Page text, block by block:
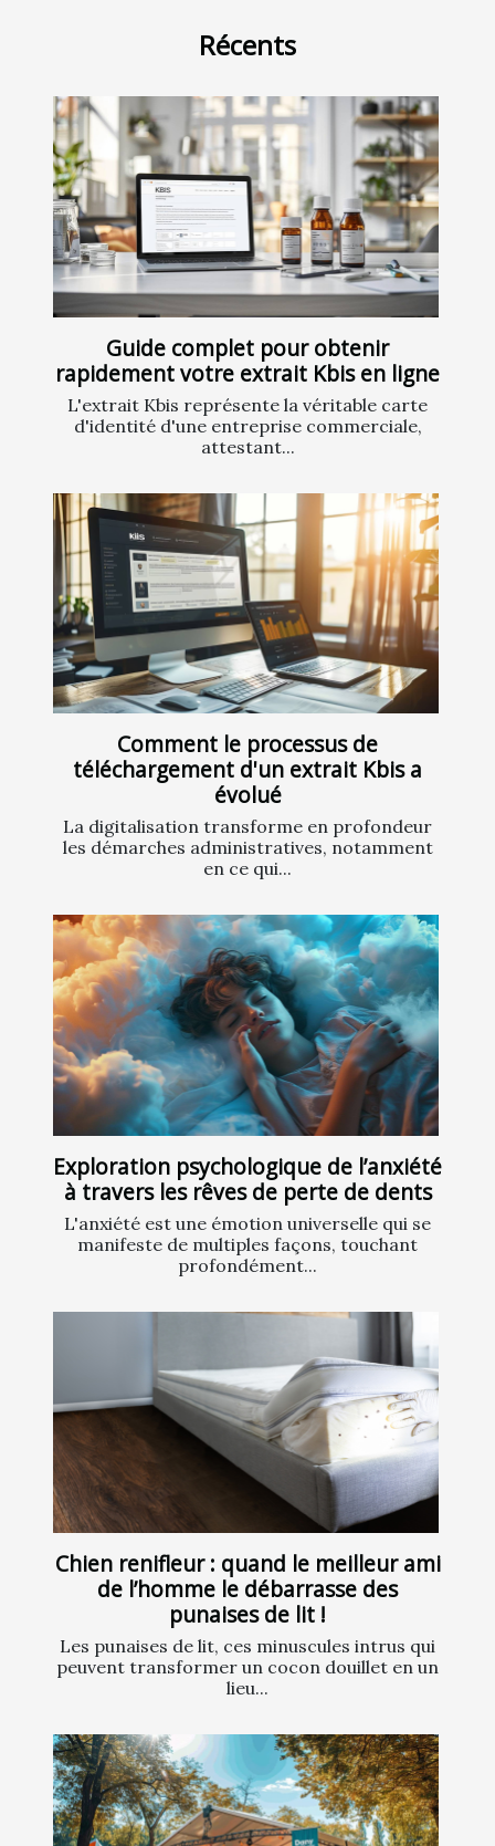
Récents
Guide complet pour obtenir
rapidement votre extrait Kbis en ligne
L'extrait Kbis représente la véritable carte
d'identité d'une entreprise commerciale,
attestant...
Comment le processus de
téléchargement d'un extrait Kbis a
évolué
La digitalisation transforme en profondeur
les démarches administratives, notamment
en ce qui...
Exploration psychologique de l’anxiété
à travers les rêves de perte de dents
L'anxiété est une émotion universelle qui se
manifeste de multiples façons, touchant
profondément...
Chien renifleur : quand le meilleur ami
de l’homme le débarrasse des
punaises de lit !
Les punaises de lit, ces minuscules intrus qui
peuvent transformer un cocon douillet en un
lieu...